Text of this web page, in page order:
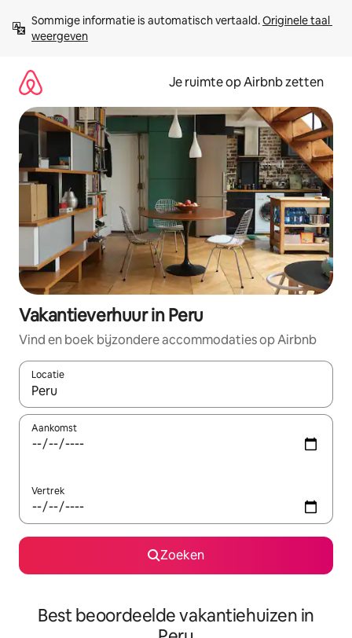
direct
naar
Sommige informatie is automatisch vertaald. Originele taal
weergeven
Je ruimte op Airbnb zetten
Vakantieverhuur in Peru
Vind en boek bijzondere accommodaties op Airbnb
Locatie
Wanneer er suggesties beschikbaar zijn, maak je een keuze
Aankomst
Vertrek
Zoeken
Best beoordeelde vakantiehuizen in